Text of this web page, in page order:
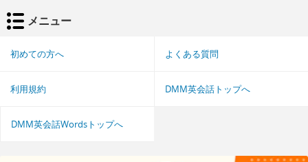
メニュー
初めての方へ よくある質問
利用規約 DMM英会話トップへ
DMM英会話Wordsトップへ